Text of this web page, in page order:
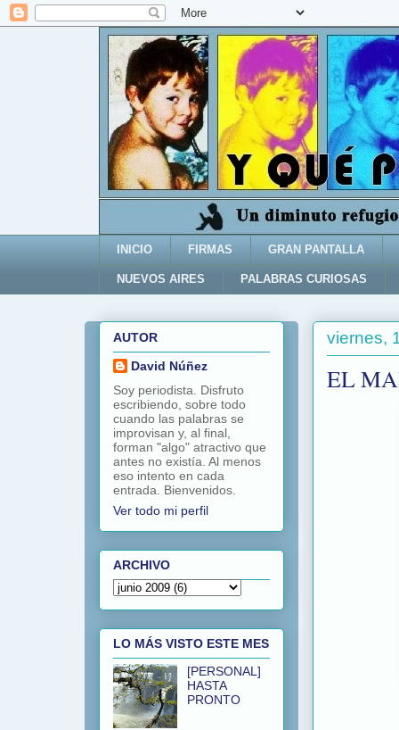
INICIO FIRMAS GRAN PANTALLA
NUEVOS AIRES PALABRAS CURIOSAS
viernes,
EL
AUTOR
David Núñez
Soy periodista. Disfruto
escribiendo, sobre todo
cuando las palabras se
improvisan y, al final,
forman "algo" atractivo que
antes no existía. Al menos
eso intento en cada
entrada. Bienvenidos.
Ver todo mi perfil
ARCHIVO
LO MÁS VISTO ESTE MES
[PERSONAL]
HASTA
PRONTO